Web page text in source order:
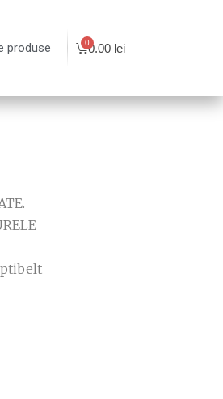
produse 0.00 lei